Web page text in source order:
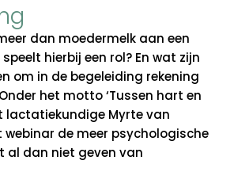
dan moedermelk aan een
hierbij een rol? En wat zijn
om in de begeleiding rekening
het motto ‘Tussen hart en
lactatiekundige Myrte van
webinar de meer psychologische
al dan niet geven van